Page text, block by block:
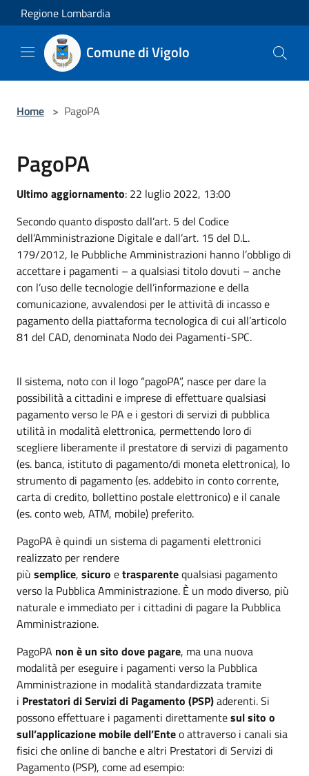
Salta al contenuto principale
Regione Lombardia
Comune di Vigolo
Home > PagoPA
PagoPA
Ultimo aggiornamento: 22 luglio 2022, 13:00
Secondo quanto disposto dall’art. 5 del Codice
dell’Amministrazione Digitale e dall’art. 15 del D.L.
179/2012, le Pubbliche Amministrazioni hanno l’obbligo di
accettare i pagamenti – a qualsiasi titolo dovuti – anche
con l’uso delle tecnologie dell’informazione e della
comunicazione, avvalendosi per le attività di incasso e
pagamento della piattaforma tecnologica di cui all’articolo
81 del CAD, denominata Nodo dei Pagamenti-SPC.
Il sistema, noto con il logo “pagoPA”, nasce per dare la
possibilità a cittadini e imprese di effettuare qualsiasi
pagamento verso le PA e i gestori di servizi di pubblica
utilità in modalità elettronica, permettendo loro di
scegliere liberamente il prestatore di servizi di pagamento
(es. banca, istituto di pagamento/di moneta elettronica), lo
strumento di pagamento (es. addebito in conto corrente,
carta di credito, bollettino postale elettronico) e il canale
(es. conto web, ATM, mobile) preferito.
PagoPA è quindi un sistema di pagamenti elettronici
realizzato per rendere
più semplice, sicuro etrasparentequalsiasi pagamento
verso la Pubblica Amministrazione. È un modo diverso, più
naturale e immediato per i cittadini di pagare la Pubblica
Amministrazione.
PagoPA non è un sito dove pagare, ma una nuova
modalità per eseguire i pagamenti verso la Pubblica
Amministrazione in modalità standardizzata tramite
i Prestatori di Servizi di Pagamento (PSP)aderenti. Si
possono effettuare i pagamenti direttamentesul sito o
sull’applicazione mobile dell’Enteo attraverso i canali sia
fisici che online di banche e altri Prestatori di Servizi di
Pagamento (PSP), come ad esempio: